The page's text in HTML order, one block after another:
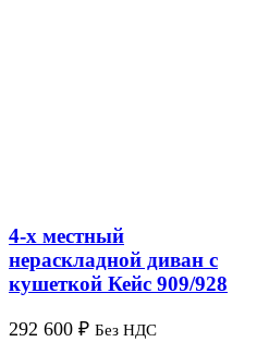
4-х местный
нераскладной диван с
кушеткой Кейс 909/928
292 600 ₽ Без НДС